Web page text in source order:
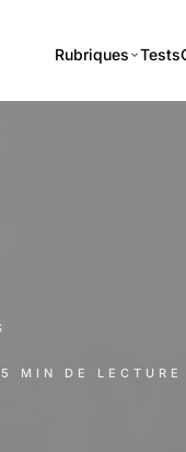
Rubriques Tests
5 MIN DE LECTURE